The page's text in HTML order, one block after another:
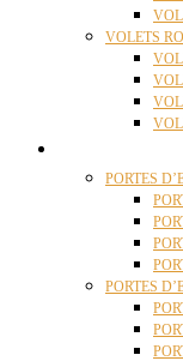
VOLETS
PORTES
PORTES